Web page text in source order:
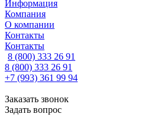
Информация
Компания
О компании
Контакты
Контакты
8 (800) 333 26 91
8 (800) 333 26 91
+7 (993) 361 99 94
Заказать звонок
Задать вопрос